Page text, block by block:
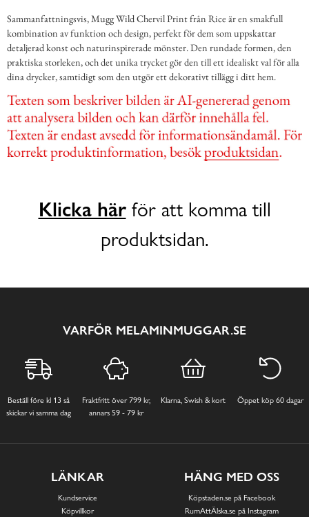
Sammanfattningsvis, Mugg Wild Chervil Print från Rice är en smakfull
kombination av funktion och design, perfekt för dem som uppskattar
detaljerad konst och naturinspirerade mönster. Den rundade formen, den
praktiska storleken, och det unika trycket gör den till ett idealiskt val för alla
dina drycker, samtidigt som den utgör ett dekorativt tillägg i ditt hem.
Klicka härför att komma till
produktsidan.
VARFÖR MELAMINMUGGAR.SE
Beställ före kl 13 så
skickar vi samma dag
Fraktfritt över 799 kr,
annars 59 - 79 kr
Klarna, Swish & kort Öppet köp 60 dagar
LÄNKAR
Kundservice
Köpvillkor
HÄNG MED OSS
Köpstaden.se på Facebook
RumAttÄlska.se på Instagram